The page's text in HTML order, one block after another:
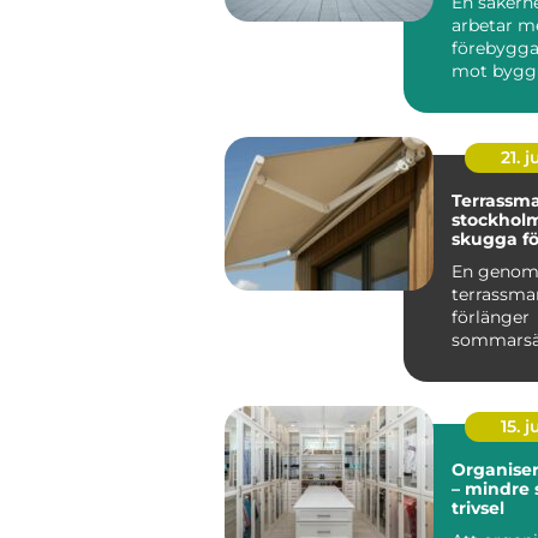
arbetar
mot
21.
stockholm
skugga
En
förlänger
och ger
15.
– mindre
trivsel